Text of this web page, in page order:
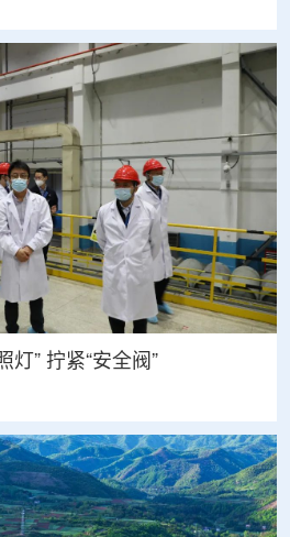
灯” 拧紧“安全阀”